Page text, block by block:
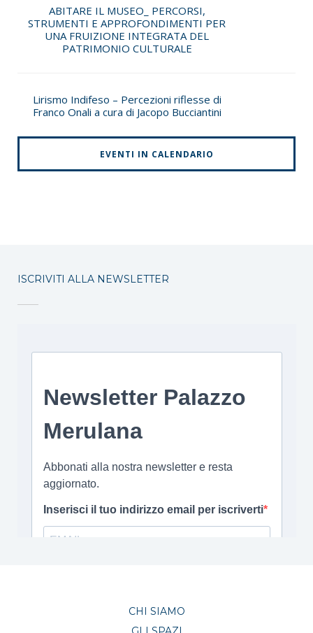
ABITARE IL MUSEO_ PERCORSI,
STRUMENTI E APPROFONDIMENTI PER
UNA FRUIZIONE INTEGRATA DEL
PATRIMONIO CULTURALE
Lirismo Indifeso – Percezioni riflesse di
Franco Onali a cura di Jacopo Bucciantini
EVENTI IN CALENDARIO
ISCRIVITI ALLA NEWSLETTER
CHI SIAMO